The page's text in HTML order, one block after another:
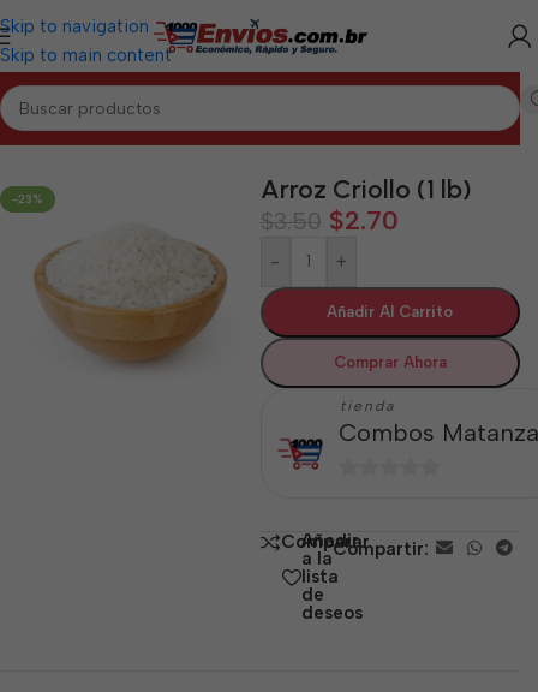
Skip to navigation
Skip to main content
Inicio/MATANZAS/Granos Matanzas
-23% Arroz Criollo (1 lb)
$3.50 $2.70
- +
Añadir Al Carrito
Comprar Ahora
tienda
Combos
5
Comparar
Añadir
a la
lista
de
deseos
Compartir: